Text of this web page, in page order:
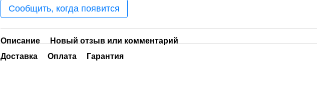
Сообщить, когда появится
Описание
Новый отзыв или комментарий
Доставка
Оплата Гарантия